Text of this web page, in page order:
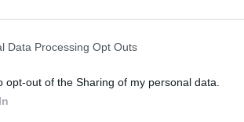
Data Processing Opt Outs
opt-out of the Sharing of my personal data.
в Технически известия: